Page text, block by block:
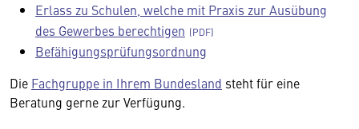
Erlass zu Schulen, welche mit Praxis zur Ausübung
des Gewerbes berechtigen
Befähigungsprüfungsordnung
Die Fachgruppe in Ihrem Bundesland steht für eine
Beratung gerne zur Verfügung.